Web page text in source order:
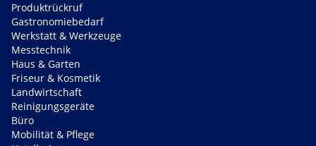
Produktrückruf
Gastronomiebedarf
Werkstatt & Werkzeuge
Messtechnik
Haus & Garten
Friseur & Kosmetik
Landwirtschaft
Reinigungsgeräte
Büro
Mobilität & Pflege